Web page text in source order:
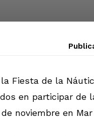
Fiesta de la
en participar de
noviembre en